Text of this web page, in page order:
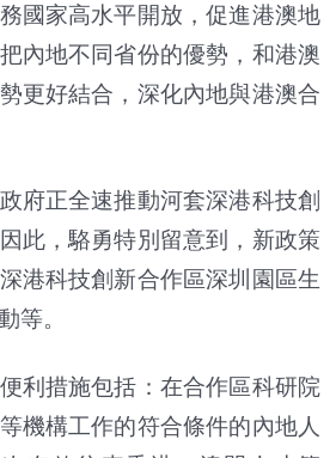
國家高水平開放，促進港澳地
內地不同省份的優勢，和港澳
更好結合，深化內地與港澳合
府正全速推動河套深港科技創
此，駱勇特別留意到，新政策
港科技創新合作區深圳園區生
等。
利措施包括：在合作區科研院
機構工作的符合條件的內地人